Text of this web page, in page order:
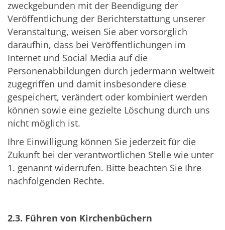
zweckgebunden mit der Beendigung der
Veröffentlichung der Berichterstattung unserer
Veranstaltung, weisen Sie aber vorsorglich
daraufhin, dass bei Veröffentlichungen im
Internet und Social Media auf die
Personenabbildungen durch jedermann weltweit
zugegriffen und damit insbesondere diese
gespeichert, verändert oder kombiniert werden
können sowie eine gezielte Löschung durch uns
nicht möglich ist.
Ihre Einwilligung können Sie jederzeit für die
Zukunft bei der verantwortlichen Stelle wie unter
1. genannt widerrufen. Bitte beachten Sie Ihre
nachfolgenden Rechte.
2.3. Führen von Kirchenbüchern